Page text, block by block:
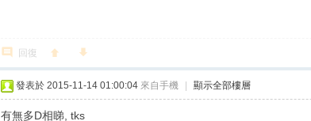
回復
發表於 2015-11-14 01:00:04 來自手機 顯示全部樓層
有無多D相睇, tks